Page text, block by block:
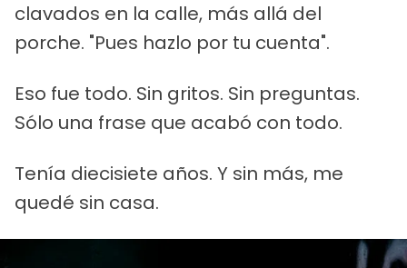
clavados en la calle, más allá del
porche. "Pues hazlo por tu cuenta".
Eso fue todo. Sin gritos. Sin preguntas.
Sólo una frase que acabó con todo.
Tenía diecisiete años. Y sin más, me
quedé sin casa.